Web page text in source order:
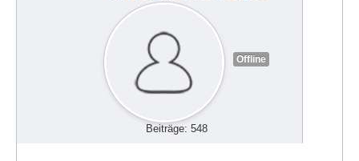
Offline
Beiträge: 548